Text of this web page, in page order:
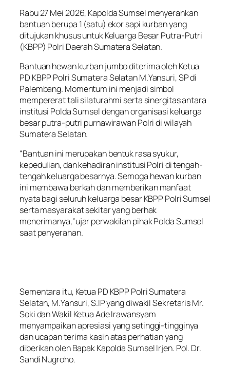
Rabu 27 Mei 2026, Kapolda Sumsel menyerahkan
bantuan berupa 1 (satu) ekor sapi kurban yang
ditujukan khusus untuk Keluarga Besar Putra-Putri
(KBPP) Polri Daerah Sumatera Selatan.
Bantuan hewan kurban jumbo diterima oleh Ketua
PD KBPP Polri Sumatera Selatan M.Yansuri, SP di
Palembang. Momentum ini menjadi simbol
mempererat tali silaturahmi serta sinergitas antara
institusi Polda Sumsel dengan organisasi keluarga
besar putra-putri purnawirawan Polri di wilayah
Sumatera Selatan.
“Bantuan ini merupakan bentuk rasa syukur,
kepedulian, dan kehadiran institusi Polri di tengah-
tengah keluarga besarnya. Semoga hewan kurban
ini membawa berkah dan memberikan manfaat
nyata bagi seluruh keluarga besar KBPP Polri Sumsel
serta masyarakat sekitar yang berhak
menerimanya,”ujar perwakilan pihak Polda Sumsel
saat penyerahan.
Sementara itu, Ketua PD KBPP Polri Sumatera
Selatan, M.Yansuri, S.IP yang diwakil Sekretaris Mr.
Soki dan Wakil Ketua Ade Irawansyam
menyampaikan apresiasi yang setinggi-tingginya
dan ucapan terima kasih atas perhatian yang
diberikan oleh Bapak Kapolda Sumsel Irjen. Pol. Dr.
Sandi Nugroho.